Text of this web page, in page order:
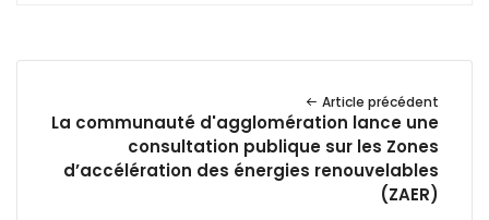
Article précédent
La communauté d'agglomération lance une
consultation publique sur les Zones
d’accélération des énergies renouvelables
(ZAER)